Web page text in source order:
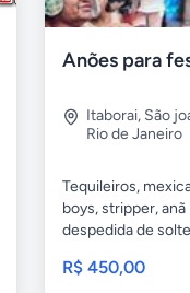
Itaborai, São
Rio de Janeiro
Tequileiros,
boys, stripper, anã
despedida de
R$ 450,00